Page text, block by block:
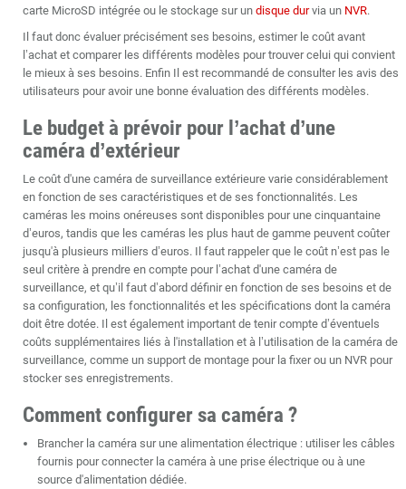
carte MicroSD intégrée ou le stockage sur un disque durvia un NVR.
Il faut donc évaluer précisément ses besoins, estimer le coût avant
l’achat et comparer les différents modèles pour trouver celui qui convient
le mieux à ses besoins. Enfin Il est recommandé de consulter les avis des
utilisateurs pour avoir une bonne évaluation des différents modèles.
Le budget à prévoir pour l’achat d’une
caméra d’extérieur
Le coût d'une caméra de surveillance extérieure varie considérablement
en fonction de ses caractéristiques et de ses fonctionnalités. Les
caméras les moins onéreuses sont disponibles pour une cinquantaine
d’euros, tandis que les caméras les plus haut de gamme peuvent coûter
jusqu'à plusieurs milliers d’euros. Il faut rappeler que le coût n’est pas le
seul critère à prendre en compte pour l’achat d'une caméra de
surveillance, et qu’il faut d’abord définir en fonction de ses besoins et de
sa configuration, les fonctionnalités et les spécifications dont la caméra
doit être dotée. Il est également important de tenir compte d’éventuels
coûts supplémentaires liés à l'installation et à l’utilisation de la caméra de
surveillance, comme un support de montage pour la fixer ou un NVR pour
stocker ses enregistrements.
Comment configurer sa caméra ?
Brancher la caméra sur une alimentation électrique : utiliser les câbles
fournis pour connecter la caméra à une prise électrique ou à une
source d'alimentation dédiée.